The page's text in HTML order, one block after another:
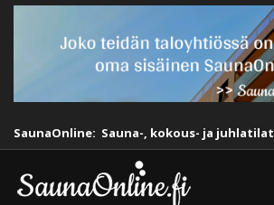
SaunaOnline: Sauna-, kokous- ja juhlatilat